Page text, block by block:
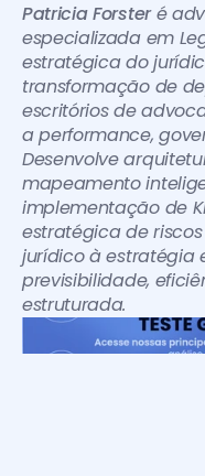
Patricia Forster é
especializada em
estratégica do
transformação de
escritórios de
a performance,
Desenvolve
mapeamento
implementação de
estratégica de
jurídico à estratégia
previsibilidade,
estruturada.